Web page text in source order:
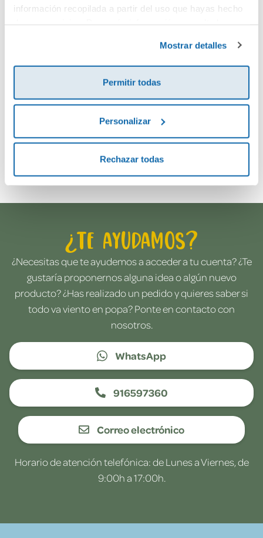
información recopilada a partir del uso que hayas hecho
Mostrar detalles
Permitir todas
Personalizar
Rechazar todas
Envía tu opinión
¿Te ayudamos?
¿Necesitas que te ayudemos a acceder a tu cuenta? ¿Te
gustaría proponernos alguna idea o algún nuevo
producto? ¿Has realizado un pedido y quieres saber si
todo va viento en popa? Ponte en contacto con
nosotros.
WhatsApp
916597360
Correo electrónico
Horario de atención telefónica: de Lunes a Viernes, de
9:00h a 17:00h.